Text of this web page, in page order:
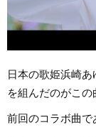
日本の歌姫浜崎
を組んだのがこの
前回のコラボ曲で